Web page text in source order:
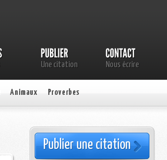
Une citation Nous écrire
Animaux Proverbes
Publier une citation